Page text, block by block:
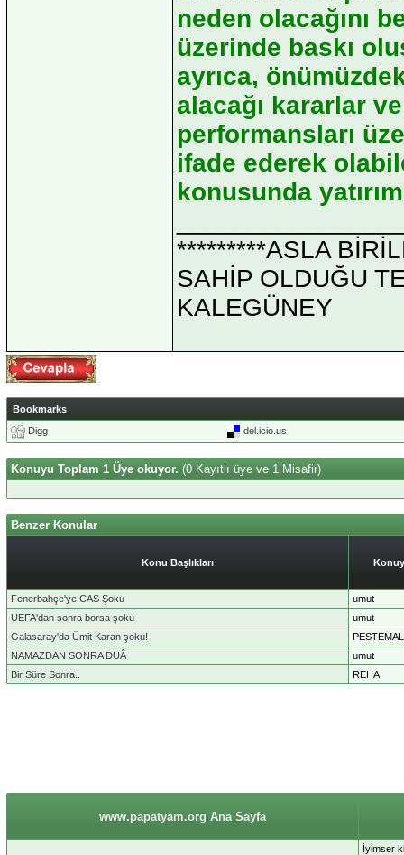
neden olacağını
üzerinde baskı
ayrıca,
alacağı kararlar
performansları
ifade ederek
konusunda
*********ASLA
SAHİP OLDUĞU
KALEGÜNEY
Bookmarks
Digg
del.icio.us
Konuyu Toplam 1 Üye okuyor. (0 Kayıtlı üye ve 1 Misafir)
Benzer Konular
Konu Başlıkları
Fenerbahçe'ye CAS Şoku
umut
UEFA'dan sonra borsa şoku
umut
Galasaray'da Ümit Karan şoku!
PESTEMAL
NAMAZDAN SONRA DUÂ
umut
Bir Süre Sonra..
REHA
www.papatyam.org Ana Sayfa
İyimser